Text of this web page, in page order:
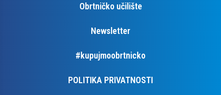
Obrtničko učilište
Newsletter
#kupujmoobrtnicko
POLITIKA PRIVATNOSTI